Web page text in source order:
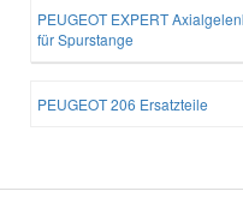
PEUGEOT EXPERT
für Spurstange
PEUGEOT 206 Ersatzteile